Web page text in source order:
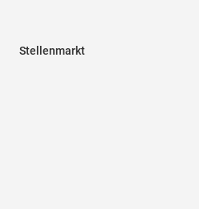
Stellenmarkt